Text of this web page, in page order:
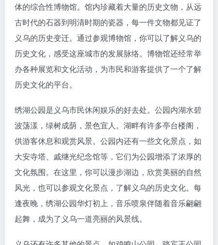
体的综合性博物馆。馆内珍藏着大量的历史文物，从远
古时代的石器到明清时期的瓷器，每一件文物都见证了
义乌的历史变迁。通过参观博物馆，你可以了解义乌的
历史文化，感受这座城市的发展脉络。博物馆还经常举
办各种展览和文化活动，为市民和游客提供了一个了解
历史文化的平台。
绣湖公园是义乌市民休闲娱乐的好去处。公园内湖水碧
波荡漾，绿树成荫，景色宜人。湖畔有许多亭台楼阁，
供游客休息和观赏风景。公园内还有一些文化景点，如
大安寺塔、戚继光纪念馆等，它们为公园增添了浓厚的
文化氛围。在这里，你可以漫步湖边，欣赏美丽的自然
风光，也可以参观文化景点，了解义乌的历史文化。每
逢夜晚，绣湖公园华灯初上，音乐喷泉伴随着音乐翩翩
起舞，成为了义乌一道亮丽的风景线。